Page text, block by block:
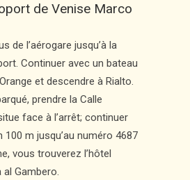
de Venise Marco
de l’aérogare jusqu’à la
Continuer avec un bateau
et descendre à Rialto.
prendre la Calle
face à l’arrêt; continuer
100 m jusqu’au numéro 4687
vous trouverez l’hôtel
Gambero.